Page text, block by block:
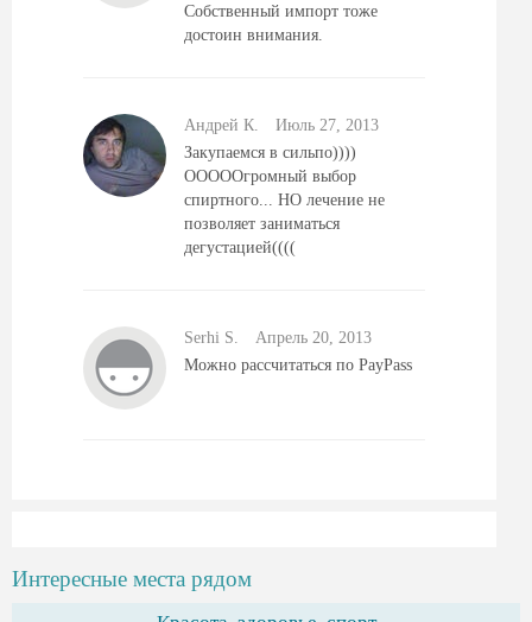
Собственный импорт тоже
достоин внимания.
Андрей К.
Июль 27, 2013
Закупаемся в сильпо))))
ОООООгромный выбор
спиртного... НО лечение не
позволяет заниматься
дегустацией((((
Serhi S.
Aпрель 20, 2013
Можно рассчитаться по PayPass
Интересные места рядом